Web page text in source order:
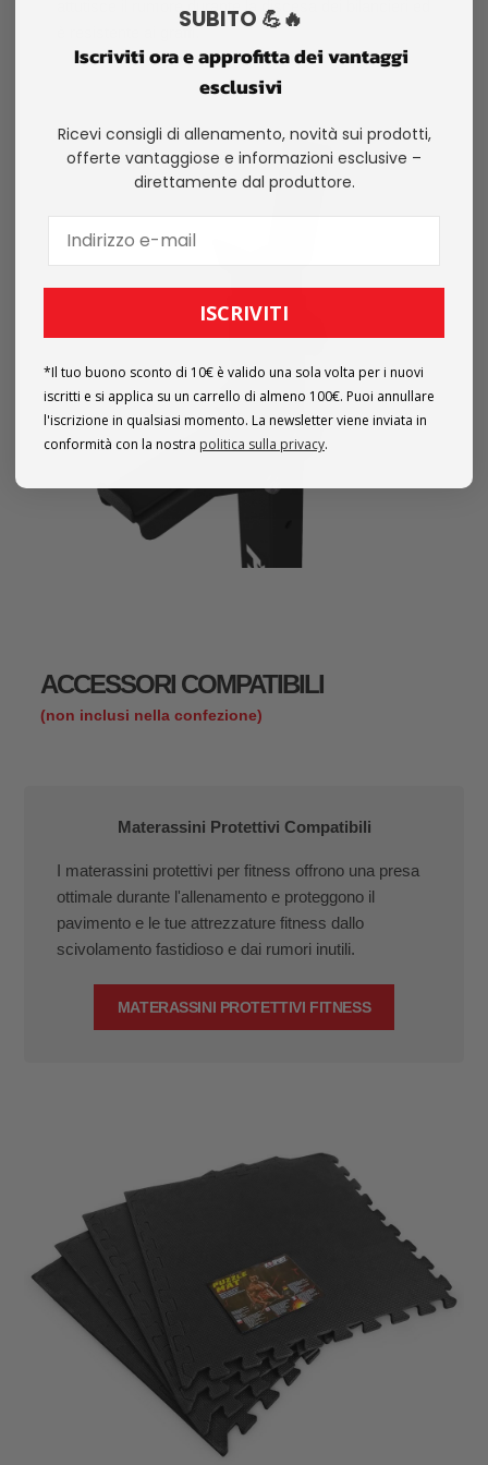
attutisce il rumore durante la discesa dei bilancieri ed
è resistente ai graffi.
ACCESSORI COMPATIBILI
(non inclusi nella confezione)
Materassini Protettivi Compatibili
I materassini protettivi per fitness offrono una presa
ottimale durante l'allenamento e proteggono il
pavimento e le tue attrezzature fitness dallo
scivolamento fastidioso e dai rumori inutili.
MATERASSINI PROTETTIVI FITNESS
SUBITO 💪🔥
Iscriviti ora e approfitta dei vantaggi
esclusivi
Ricevi consigli di allenamento, novità sui prodotti,
offerte vantaggiose e informazioni esclusive –
direttamente dal produttore.
ISCRIVITI
*Il tuo buono sconto di 10€ è valido una sola volta per i nuovi
iscritti e si applica su un carrello di almeno 100€. Puoi annullare
l'iscrizione in qualsiasi momento. La newsletter viene inviata in
conformità con la nostra politica sulla privacy.